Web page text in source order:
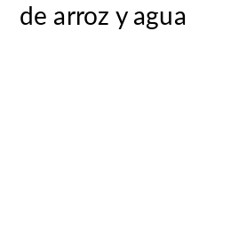
de arroz y agua